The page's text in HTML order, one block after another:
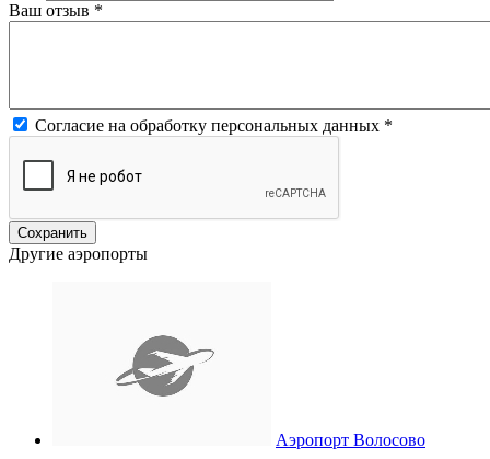
Ваш отзыв *
Согласие на обработку персональных данных *
Другие аэропорты
Аэропорт Волосово